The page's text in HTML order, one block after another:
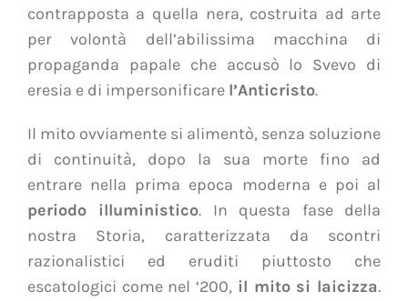
contrapposta a quella nera, costruita ad arte
per volontà dell’abilissima macchina di
propaganda papale che accusò lo Svevo di
eresia e di impersonificare l’Anticristo.
Il mito ovviamente si alimentò, senza soluzione
di continuità, dopo la sua morte fino ad
entrare nella prima epoca moderna e poi al
periodo illuministico. In questa fase della
nostra Storia, caratterizzata da scontri
razionalistici ed eruditi piuttosto che
escatologici come nel ‘200, il mito si laicizza.